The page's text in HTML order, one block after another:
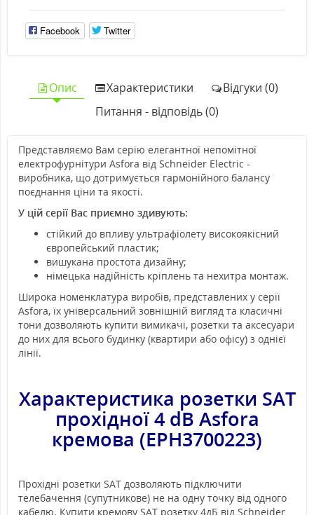
Facebook Twitter
Опис Характеристики
Відгуки (0)
Питання - відповідь (0)
Представляємо Вам серію елегантної непомітної
електрофурнітури Asfora від Schneider Electric -
виробника, що дотримується гармонійного балансу
поєднання ціни та якості.
У цій серії Вас приємно здивують:
стійкий до впливу ультрафіолету високоякісний
європейський пластик;
вишукана простота дизайну;
німецька надійність кріплень та нехитра монтаж.
Широка номенклатура виробів, представлених у серії
Asfora, їх універсальний зовнішній вигляд та класичні
тони дозволяють купити вимикачі, розетки та аксесуари
до них для всього будинку (квартири або офісу) з однієї
лінії.
Характеристика розетки SAT
прохідної 4 dB Asfora
кремова (EPH3700223)
Прохідні розетки SAT дозволяють підключити
телебачення (супутникове) не на одну точку від одного
кабелю. Купити кремову SAT розетку 4дБ від Schneider